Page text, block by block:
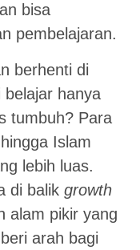
bisa
pembelajaran.
berhenti di
belajar hanya
tumbuh? Para
Islam
lebih luas.
di balik growth
alam pikir yang
arah bagi